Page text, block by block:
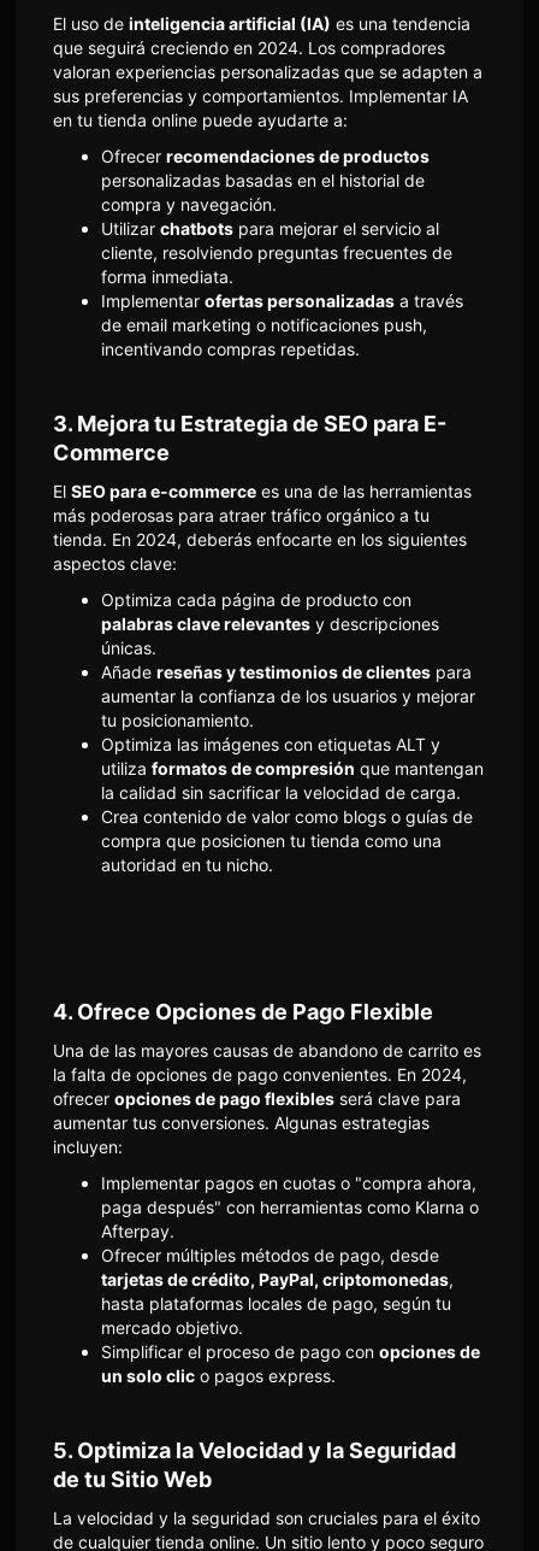
El uso de inteligencia artificial (IA) es una tendencia
que seguirá creciendo en 2024. Los compradores
valoran experiencias personalizadas que se adapten a
sus preferencias y comportamientos. Implementar IA
en tu tienda online puede ayudarte a:
Ofrecer recomendaciones de productos
personalizadas basadas en el historial de
compra y navegación.
Utilizar chatbotspara mejorar el servicio al
cliente, resolviendo preguntas frecuentes de
forma inmediata.
Implementar ofertas personalizadasa través
de email marketing o notificaciones push,
incentivando compras repetidas.
3. Mejora tu Estrategia de SEO para E-
Commerce
El SEO para e-commercees una de las herramientas
más poderosas para atraer tráfico orgánico a tu
tienda. En 2024, deberás enfocarte en los siguientes
aspectos clave:
Optimiza cada página de producto con
palabras clave relevantesy descripciones
únicas.
Añade reseñas y testimonios de clientespara
aumentar la confianza de los usuarios y mejorar
tu posicionamiento.
Optimiza las imágenes con etiquetas ALT y
utiliza formatos de compresión que mantengan
la calidad sin sacrificar la velocidad de carga.
Crea contenido de valor como blogs o guías de
compra que posicionen tu tienda como una
autoridad en tu nicho.
4. Ofrece Opciones de Pago Flexible
Una de las mayores causas de abandono de carrito es
la falta de opciones de pago convenientes. En 2024,
ofrecer opciones de pago flexiblesserá clave para
aumentar tus conversiones. Algunas estrategias
incluyen:
Implementar pagos en cuotas o "compra ahora,
paga después" con herramientas como Klarna o
Afterpay.
Ofrecer múltiples métodos de pago, desde
tarjetas de crédito, PayPal, criptomonedas,
hasta plataformas locales de pago, según tu
mercado objetivo.
Simplificar el proceso de pago con opciones de
un solo clico pagos express.
5. Optimiza la Velocidad y la Seguridad
de tu Sitio Web
La velocidad y la seguridad son cruciales para el éxito
de cualquier tienda online. Un sitio lento y poco seguro